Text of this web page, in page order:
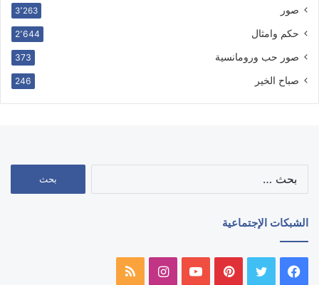
صور 3٬263
حكم وامثال 2٬644
صور حب ورومانسية 373
صباح الخير 246
الشبكات الإجتماعية
فيسبوك تويتر بينتيريستيوتيوبانستقرامملخص